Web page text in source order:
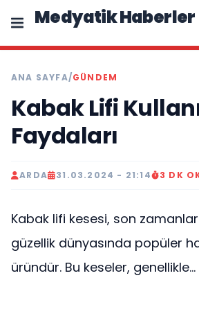
Medyatik Haberler
ANA SAYFA/GÜNDEM
Kabak Lifi
Faydaları
ARDA 31.03.2024 - 21:14 3 DK
Kabak lifi kesesi, son
güzellik dünyasında popüler
üründür. Bu keseler, genellikle...